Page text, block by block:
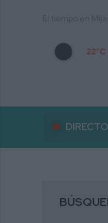
22°C
DIRECTO